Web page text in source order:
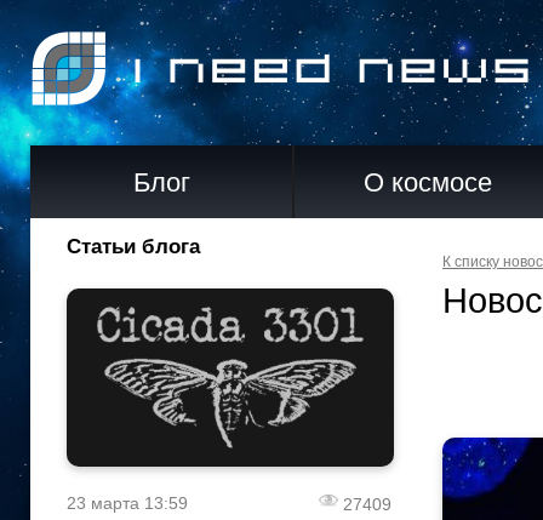
Блог О космосе
Статьи блога
23 марта 13:59 27409
К списку